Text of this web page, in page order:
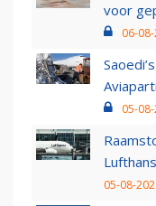
voor
06-
05-
05-08-